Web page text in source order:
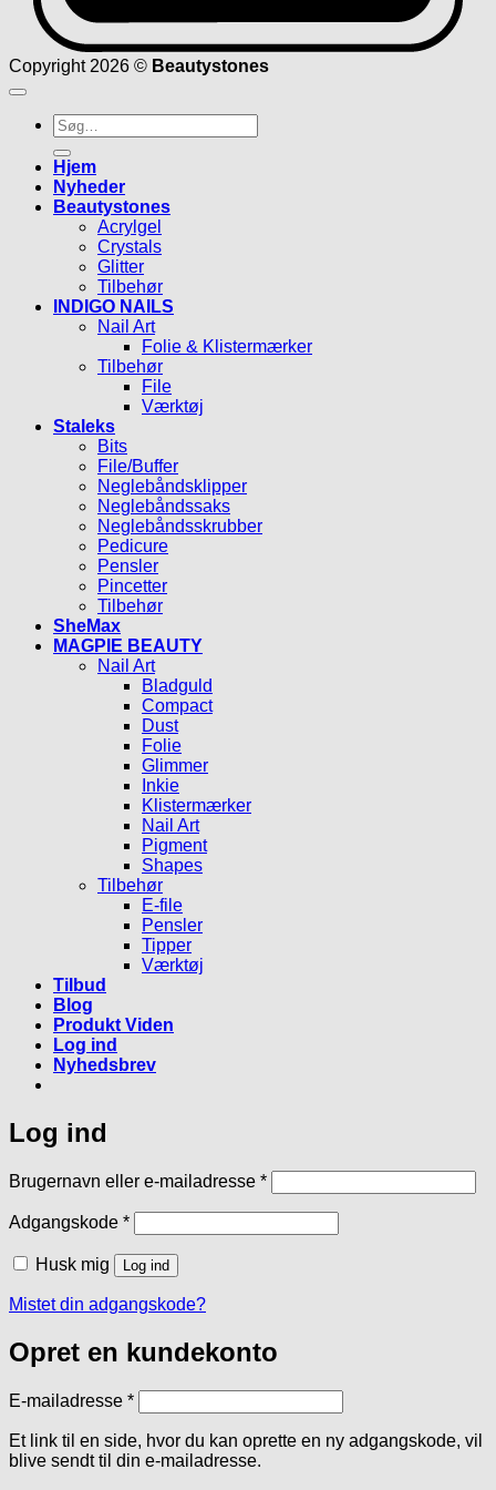
Copyright 2026 © Beautystones
Søg
efter:
Hjem
Nyheder
Beautystones
Acrylgel
Crystals
Glitter
Tilbehør
INDIGO NAILS
Nail Art
Folie & Klistermærker
Tilbehør
File
Værktøj
Staleks
Bits
File/Buffer
Neglebåndsklipper
Neglebåndssaks
Neglebåndsskrubber
Pedicure
Pensler
Pincetter
Tilbehør
SheMax
MAGPIE BEAUTY
Nail Art
Bladguld
Compact
Dust
Folie
Glimmer
Inkie
Klistermærker
Nail Art
Pigment
Shapes
Tilbehør
E-file
Pensler
Tipper
Værktøj
Tilbud
Blog
Produkt Viden
Log ind
Nyhedsbrev
Log ind
Brugernavn eller e-mailadresse *Påkrævet
Adgangskode *Påkrævet
Husk mig Log ind
Mistet din adgangskode?
Opret en kundekonto
E-mailadresse *Påkrævet
Et link til en side, hvor du kan oprette en ny adgangskode, vil
blive sendt til din e-mailadresse.